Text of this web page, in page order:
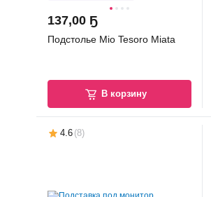
137,00 Ҕ
Подстолье Mio Tesoro Miata
В корзину
4.6 (8)